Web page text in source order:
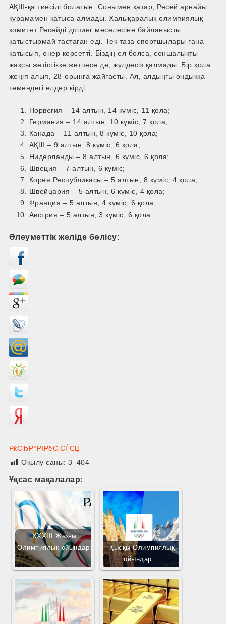
АҚШ-қа тиесілі болатын. Сонымен қатар, Ресей арнайы
құрамамен қатыса алмады. Халықаралық олимпиялық
комитет Ресейді допинг мәселесіне байланысты
қатыстырмай тастаған еді. Тек таза спортшылары ғана
қатысып, өнер көрсетті. Біздің ел болса, соншалықты
жақсы жетістікке жетпесе де, жүлдесіз қалмады. Бір қола
жеңіп алып, 28-орынға жайғасты. Ал, алдыңғы ондыққа
төмендегі елдер кірді:
Норвегия – 14 алтын, 14 күміс, 11 қола;
Германия – 14 алтын, 10 күміс, 7 қола;
Канада – 11 алтын, 8 күміс, 10 қола;
АҚШ – 9 алтын, 8 күміс, 6 қола;
Нидерланды – 8 алтын, 6 күміс, 6 қола;
Швеция – 7 алтын, 6 күміс;
Корея Республикасы – 5 алтын, 8 күміс, 4 қола;
Швейцария – 5 алтын, 6 күміс, 4 қола;
Франция – 5 алтын, 4 күміс, 6 қола;
Австрия – 5 алтын, 3 күміс, 6 қола.
Әлеуметтік желіде бөлісу:
РќСЂР°РІРёС‚СЃСЏ
Оқылу саны:3 404
Ұқсас мақалалар:
XXXIII Жазғы
Олимпиялық ойындар:
…
Қысқы Олимпиялық
ойындар:…